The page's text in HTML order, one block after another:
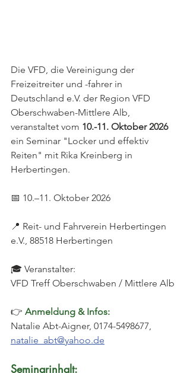
Die VFD, die Vereinigung der
Freizeitreiter und -fahrer in
Deutschland e.V. der Region VFD
Oberschwaben-Mittlere Alb,
veranstaltet vom 10.-11. Oktober 2026
ein Seminar "Locker und effektiv
Reiten" mit Rika Kreinberg in
Herbertingen.
📅 10.–11. Oktober 2026
📍 Reit- und Fahrverein Herbertingen
e.V., 88518 Herbertingen
🎓 Veranstalter:
VFD Treff Oberschwaben / Mittlere Alb
👉 Anmeldung & Infos:
Natalie Abt-Aigner, 0174-5498677,
natalie_abt@yahoo.de
Seminarinhalt: